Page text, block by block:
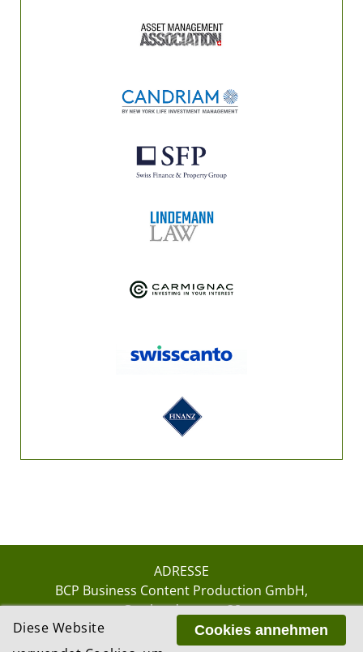
ADRESSE
BCP Business Content Production GmbH
Gotthardstrasse 38
8002 ZürichCookies annehmen
Diese Website